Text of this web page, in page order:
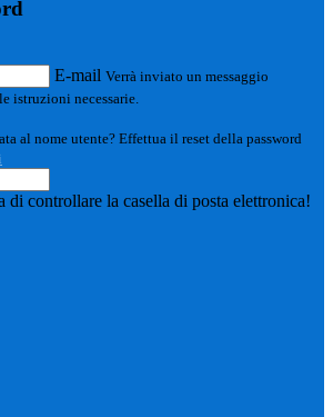
E-mail Verrà inviato un messaggio
istruzioni necessarie.
al nome utente? Effettua il reset della password
di controllare la casella di posta elettronica!